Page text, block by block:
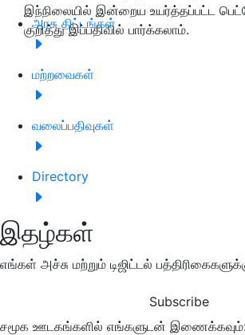
அரசு திட்டங்கள்
மற்றவைகள்
வலைப்பதிவுகள்
Directory
இதழ்கள்
எங்கள் அச்சு மற்றும் டிஜிட்டல்
Subscribe
சமூக ஊடகங்களில் எங்களுடன்
இந்நிலையில் இன்றைய உயர்த்தப்பட்ட
குறித்து இப்பதிவில் பார்க்கலாம்.